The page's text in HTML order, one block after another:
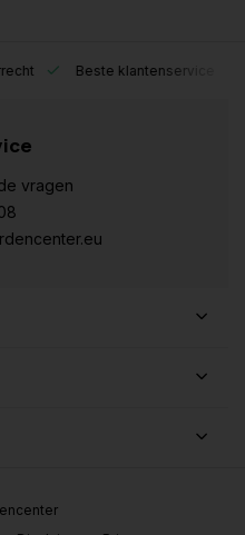
Beste klantenservice
vragen